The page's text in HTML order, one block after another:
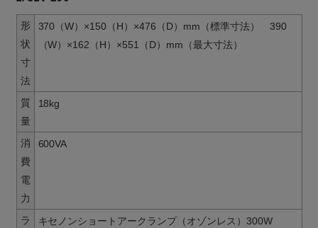
形
状
寸
法
370（W）×150（H）×476（D）mm（標準寸法） 390
（W）×162（H）×551（D）mm（最大寸法）
質
量
18kg
消
費
電
力
600VA
ラ
キセノンショートアークランプ（オゾンレス）300W